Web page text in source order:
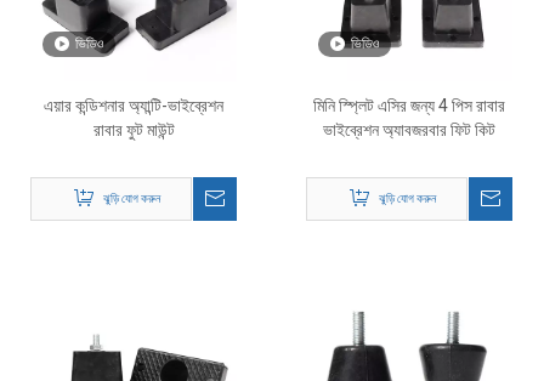
ভিডিও
এয়ার কন্ডিশনার অ্যান্টি-ভাইব্রেশন
রাবার ফুট মাউন্ট
ঝুড়ি যোগ করুন
ভিডিও
মিনি স্প্লিট এসির জন্য 4 পিস রাবার
ভাইব্রেশন অ্যাবজরবার ফিট কিট
ঝুড়ি যোগ করুন